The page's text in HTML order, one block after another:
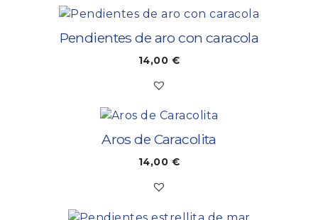
Pendientes de aro con caracola
14,00 €
Aros de Caracolita
14,00 €